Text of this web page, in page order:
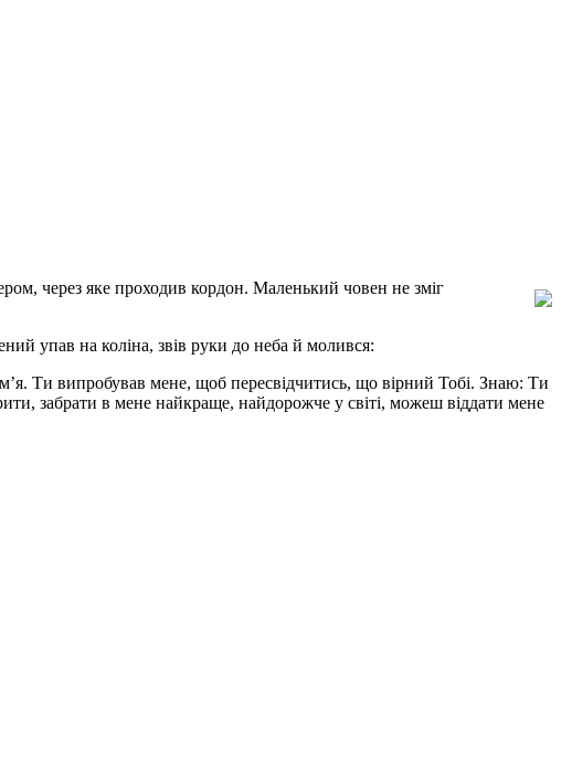
через яке проходив кордон. Маленький човен не зміг
упав на коліна, звів руки до неба й молився:
Ти випробував мене, щоб пересвідчитись, що вірний Тобі. Знаю: Ти
забрати в мене найкраще, найдорожче у світі, можеш віддати мене